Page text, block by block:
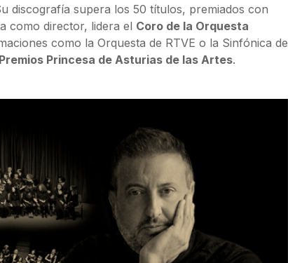
discografía supera los 50 títulos, premiados con
como director, lidera el Coro de la Orquesta
como la Orquesta de RTVE o la Sinfónica de
Premios Princesa de Asturias de las Artes.